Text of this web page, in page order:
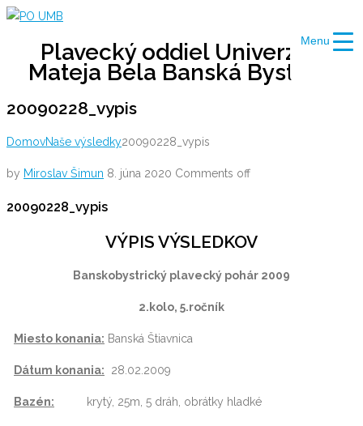
Skip
contentPlavecký oddiel Univerzity
Mateja Bela Banská Bystrica
20090228_vypis
DomovNaše výsledky20090228_vypis
by Miroslav Šimun 8. júna 2020 Comments off
20090228_vypis
VÝPIS VÝSLEDKOV
Banskobystrický plavecký pohár 2009
2.kolo, 5.ročník
Miesto konania: Banská Štiavnica
Dátum konania: 28.02.2009
Bazén: krytý, 25m, 5 dráh, obrátky hladké
Menu